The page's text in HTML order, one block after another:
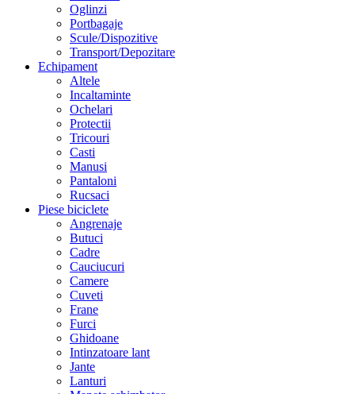
Oglinzi
Portbagaje
Scule/Dispozitive
Transport/Depozitare
Echipament
Altele
Incaltaminte
Ochelari
Protectii
Tricouri
Casti
Manusi
Pantaloni
Rucsaci
Piese biciclete
Angrenaje
Butuci
Cadre
Cauciucuri
Camere
Cuveti
Frane
Furci
Ghidoane
Intinzatoare lant
Jante
Lanturi